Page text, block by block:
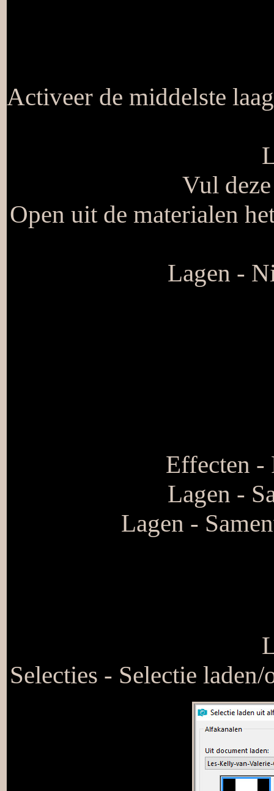
Activeer de middelste
Vul
Open uit de materialen
Lagen -
Effecten -
Lagen -
Lagen -
Selecties - Selectie